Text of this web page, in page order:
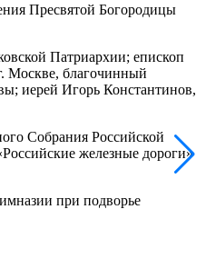
Пресвятой Богородицы
Патриархии; епископ
Москве, благочинный
иерей Игорь Константинов,
Собрания Российской
железные дороги»
при подворье